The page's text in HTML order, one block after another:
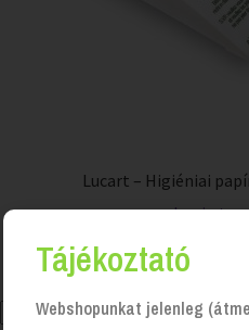
Lucart – Higiéniai
Login to
Tájékoztató
Webshopunkat jelenleg